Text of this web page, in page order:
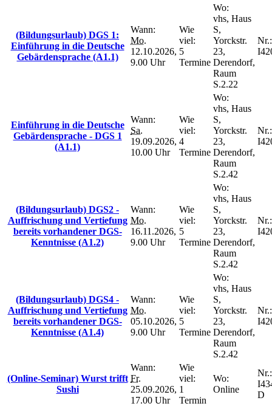
(Bildungsurlaub) DGS 1:
Einführung in die Deutsche
Gebärdensprache (A1.1)
Wann:
Mo.
12.10.2026,
9.00 Uhr
Wie
viel:
5
Termine
Wo:
vhs, Haus
S,
Yorckstr.
23,
Derendorf,
Raum
S.2.22
Nr.:
Einführung in die Deutsche
Gebärdensprache - DGS 1
(A1.1)
Wann:
Sa.
19.09.2026,
10.00 Uhr
Wie
viel:
4
Termine
Wo:
vhs, Haus
S,
Yorckstr.
23,
Derendorf,
Raum
S.2.42
Nr.:
(Bildungsurlaub) DGS2 -
Auffrischung und Vertiefung
bereits vorhandener DGS-
Kenntnisse (A1.2)
Wann:
Mo.
16.11.2026,
9.00 Uhr
Wie
viel:
5
Termine
Wo:
vhs, Haus
S,
Yorckstr.
23,
Derendorf,
Raum
S.2.42
Nr.:
(Bildungsurlaub) DGS4 -
Auffrischung und Vertiefung
bereits vorhandener DGS-
Kenntnisse (A1.4)
Wann:
Mo.
05.10.2026,
9.00 Uhr
Wie
viel:
5
Termine
Wo:
vhs, Haus
S,
Yorckstr.
23,
Derendorf,
Raum
S.2.42
Nr.:
(Online-Seminar) Wurst trifft
Sushi
Wann:
Fr.
25.09.2026,
17.00 Uhr
Wie
viel:
1
Termin
Wo:
Online
Nr.:
D